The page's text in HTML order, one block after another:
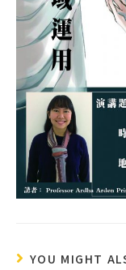
YOU MIGHT